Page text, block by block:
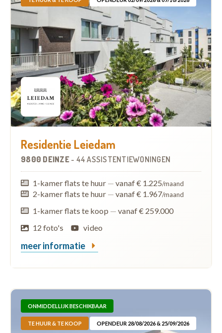
Residentie Leiedam
9800 DEINZE - 44 ASSISTENTIEWONINGEN
1-kamer flats te huur — vanaf € 1.225/maand
2-kamer flats te huur — vanaf € 1.967/maand
1-kamer flats te koop — vanaf € 259.000
12 foto's
video
meer informatie
ONMIDDELLIJK BESCHIKBAAR
TE HUUR & TE KOOP OPENDEUR 28/08/2026 & 25/09/2026